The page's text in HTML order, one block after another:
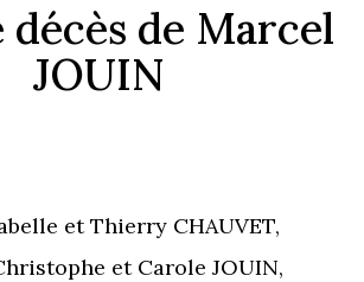
décès de Marcel
JOUIN
et Thierry CHAUVET,
et Carole JOUIN,